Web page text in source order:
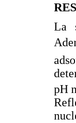
La
pH